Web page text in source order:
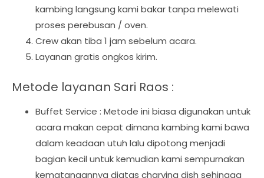
kambing langsung kami bakar tanpa melewati
proses perebusan / oven.
Crew akan tiba 1 jam sebelum acara.
Layanan gratis ongkos kirim.
Metode layanan Sari Raos :
Buffet Service : Metode ini biasa digunakan untuk
acara makan cepat dimana kambing kami bawa
dalam keadaan utuh lalu dipotong menjadi
bagian kecil untuk kemudian kami sempurnakan
kematangannya diatas charving dish sehingga